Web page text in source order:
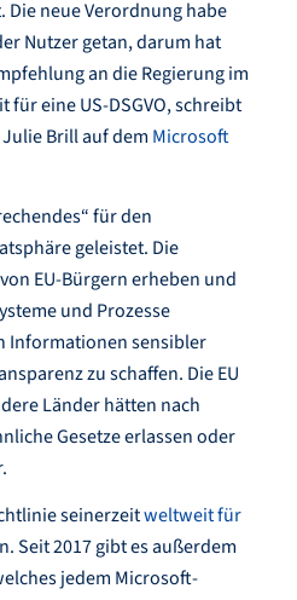
neue Verordnung habe
Nutzer getan, darum hat
an die Regierung im
für eine US-DSGVO, schreibt
Brill auf dem Microsoft
für den
geleistet. Die
EU-Bürgern erheben und
und Prozesse
Informationen sensibler
zu schaffen. Die EU
Länder hätten nach
Gesetze erlassen oder
seinerzeitweltweit für
Seit 2017 gibt es außerdem
jedem Microsoft-